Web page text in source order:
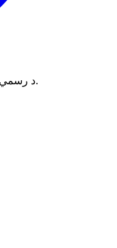
د رسمي چینل د پرانیستو لپاره پر آیکن کلیک وکړئ.